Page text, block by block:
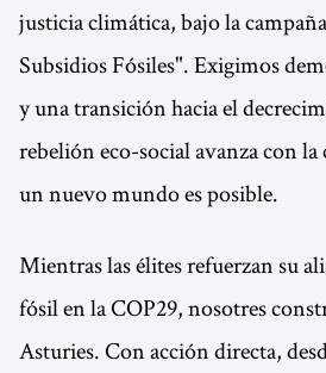
justicia climática, bajo la
Subsidios Fósiles". Exigimos
y una transición hacia el
rebelión eco-social avanza con
un nuevo mundo es posible.
Mientras las élites refuerzan su
fósil en la COP29, nosotres
Asturies. Con acción directa,